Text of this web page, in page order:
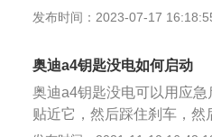
车，有轿车和旅行车两种车
动感体现在运动座椅、方向
了一个全新的标准而且可靠
发布时间：2023-07-17
奥迪a4钥匙没电如何启动
奥迪a4钥匙没电可以用应
贴近它，然后踩住刹车，